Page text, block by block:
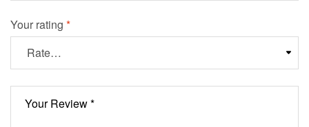
Your rating *